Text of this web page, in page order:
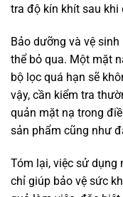
tra độ kín khít sau khi
Bảo dưỡng và vệ
thể bỏ qua. Một mặt
bộ lọc quá hạn sẽ
vậy, cần kiểm tra
quản mặt nạ trong
sản phẩm cũng như
Tóm lại, việc sử dụng
chỉ giúp bảo vệ sức